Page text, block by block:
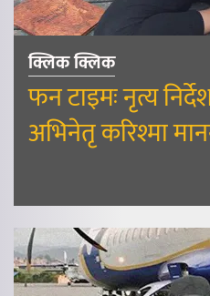
क्लिक क्लिक
फन टाइमः नृत्य
अभिनेतृ करिश्मा